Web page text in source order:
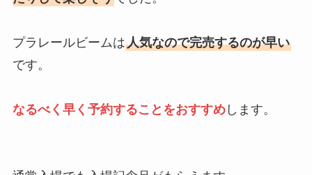
プラレールビームは人気なので完売するのが早い
です。
なるべく早く予約することをおすすめします。